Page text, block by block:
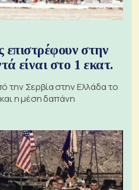
επιστρέφουν στην
είναι στο 1 εκατ.
την Σερβία στην Ελλάδα το
η μέση δαπάνη